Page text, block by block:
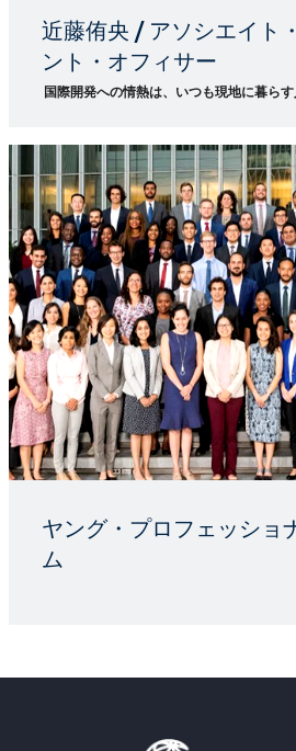
近藤侑央 / アソシエイト
ント・オフィサー
国際開発への情熱は、いつも現地に暮ら
ヤング・プロフェッショ
ム